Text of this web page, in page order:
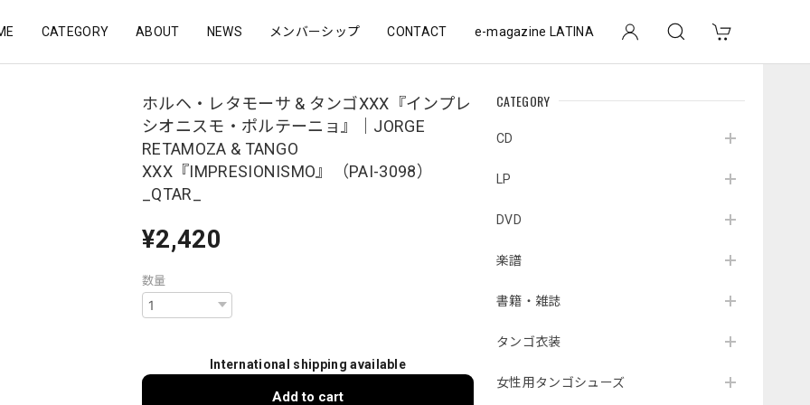
CATEGORY ABOUT NEWS メンバーシップ CONTACT e-magazine LATINA
CATEGORY
CD
LP
DVD
楽譜
書籍・雑誌
タンゴ衣装
女性用タンゴシューズ
ホルヘ・レタモーサ & タンゴXXX『インプレ
シオニスモ・ポルテーニョ』｜JORGE
RETAMOZA & TANGO
XXX『IMPRESIONISMO』（PAI-3098）
_QTAR_
¥2,420
数量
International shipping available
Add to cart